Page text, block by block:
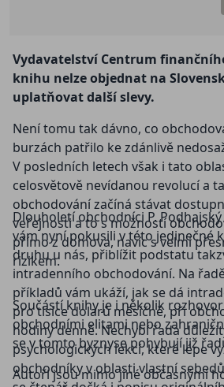
Vydavatelství Centrum
knihu nelze objednat na
uplatňovat další slevy.
Není tomu tak dávno, co
burzách patřilo ke zdánlivě
V posledních letech však i tato
celosvětově nevídanou revolucí a
obchodování začíná stávat
veřejnosti a to s možností
přímo z domova, navíc s velmi
rizikem.
Dlouholetí obchodníci P. Podhajský
vám nyní pokusili v této jedinečné
druhu u nás, přiblížit podstatu
intradenního obchodování. Na
příkladů vám ukáží, jak se dá
pro tisíce dolarů měsíčně, při
hodiny denně. Nechybí řada důležitých
psychologických lekcí, které lépe
obchodníky v oblasti vlastní
Součástí knihy je i několik
obchodními elitami nebo
se v tomto byznyse pohybují již
Autoři jsou mimo jiné občasnými